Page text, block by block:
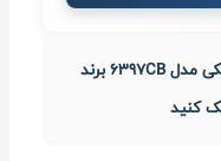
جهت خرید اقساط تردمیل مکانیکی مدل 6397CB برند